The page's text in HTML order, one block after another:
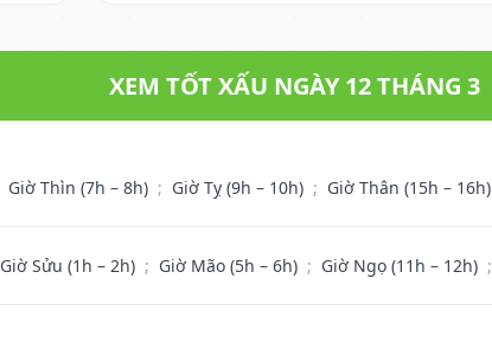
XEM TỐT XẤU NGÀY 12 THÁNG 3
Giờ Thìn (7h – 8h) ; Giờ Tỵ (9h – 10h) ; Giờ Thân (15h – 16h)
Giờ Sửu (1h – 2h) ; Giờ Mão (5h – 6h) ; Giờ Ngọ (11h – 12h) ;